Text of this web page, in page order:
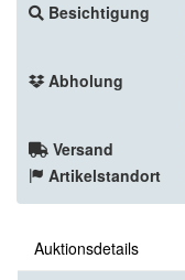
Besichtigung
Abholung
Versand
Artikelstandort
Auktionsdetails